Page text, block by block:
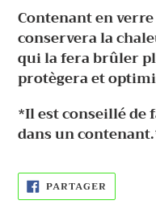
d'un
produit
à
votre
panier
Contenant en
conservera la
qui la fera brûler
protègera et
*Il est conseillé de
dans un
PARTAGER